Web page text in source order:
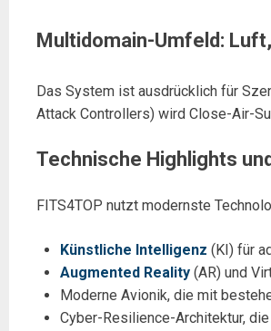
Multidomain-Umfeld:
Das System ist ausdrücklich für
Attack Controllers) wird Close-Air-
Technische Highlights
FITS4TOP nutzt modernste
Künstliche Intelligenz (KI) für
Augmented Reality(AR) und
Moderne Avionik, die mit
Cyber-Resilience-Architektur,